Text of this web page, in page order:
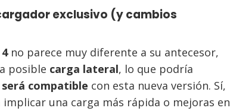
exclusivo (y cambios
no parece muy diferente a su antecesor,
posible carga lateral, lo que podría
compatible con esta nueva versión. Sí,
una carga más rápida o mejoras en